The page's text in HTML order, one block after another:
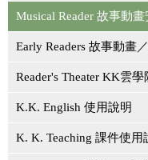
Musical Reader 故事動
Early Readers 故事動畫
Reader's Theater KK雲
K.K. English 使用說明
K. K. Teaching 課件使用